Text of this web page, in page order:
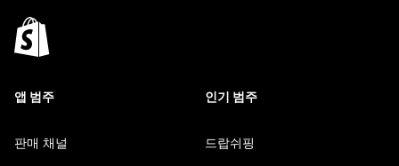
앱 범주
판매 채널
인기 범주
드랍쉬핑